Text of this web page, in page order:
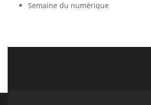
Semaine du numérique